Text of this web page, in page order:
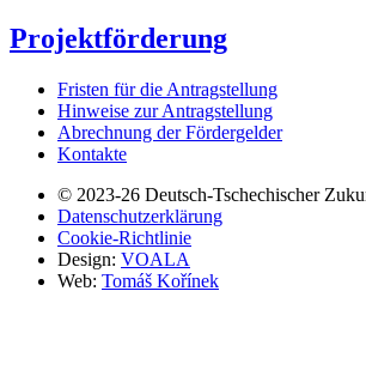
Projektförderung
Fristen für die Antragstellung
Hinweise zur Antragstellung
Abrechnung der Fördergelder
Kontakte
© 2023-26 Deutsch-Tschechischer
Datenschutzerklärung
Cookie-Richtlinie
Design: VOALA
Web: Tomáš Kořínek